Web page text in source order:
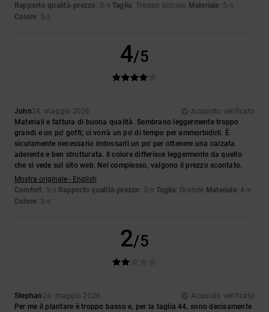
Rapporto qualità-prezzo : 5/5 Taglia: Troppo piccolo Materiale: 5/5
Colore: 5/5
4/5
John24. maggio 2026
Acquisto verificato
Materiali e fattura di buona qualità. Sembrano leggermente troppo
grandi e un po' goffi; ci vorrà un po' di tempo per ammorbidirli. È
sicuramente necessario indossarli un po' per ottenere una calzata
aderente e ben strutturata. Il colore differisce leggermente da quello
che si vede sul sito web. Nel complesso, valgono il prezzo scontato.
Mostra originale - English
Comfort: 3/5 Rapporto qualità-prezzo : 3/5 Taglia: Grande Materiale: 4 /5
Colore: 3/5
2/5
Stephan 24. maggio 2026
Acquisto verificato
Per me il plantare è troppo basso e, per la taglia 44, sono decisamente